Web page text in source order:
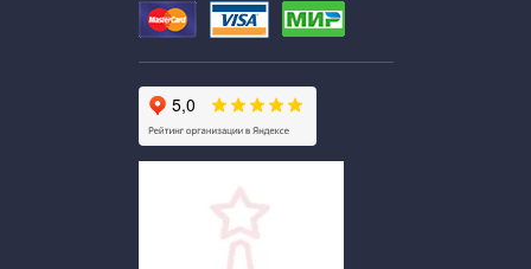
Тематические экскурсии для школьников
Выездные экскурсии для школьников